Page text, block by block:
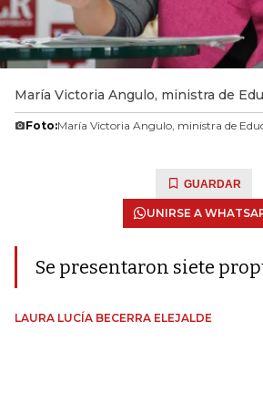
María Victoria Angulo, ministra de
Foto:María Victoria Angulo, ministra de
GUARDAR
UNIRSE A
Se presentaron siete
LAURA LUCÍA BECERRA ELEJALDE